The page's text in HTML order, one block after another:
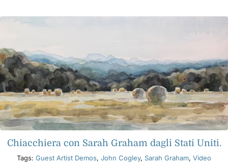
Eventi
Blog
Risorse
Trova un rivenditore
Chiacchiera con Sarah Graham dagli Stati Uniti.
Tags: Guest Artist Demos, John Cogley, Sarah Graham, Video